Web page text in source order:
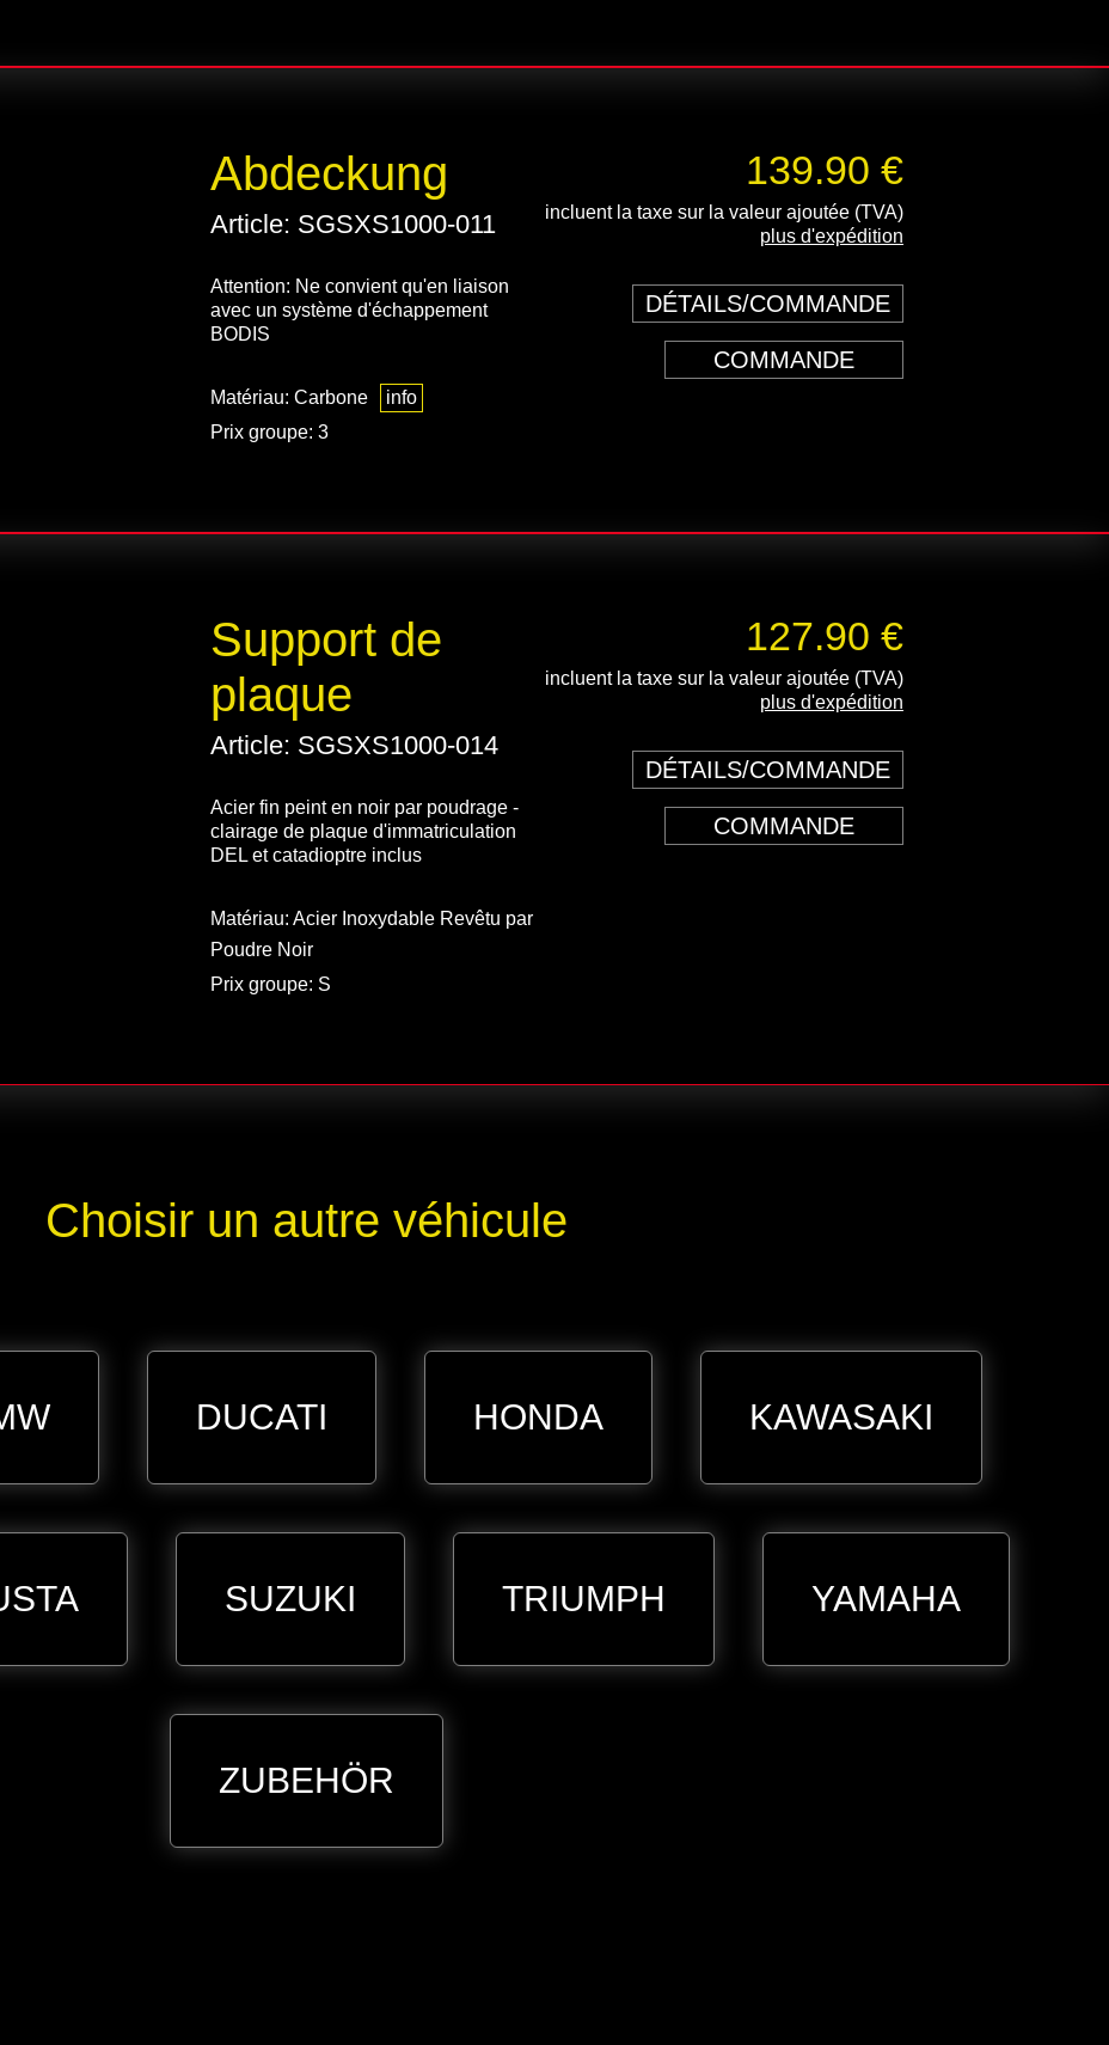
Abdeckung
Article: SGSXS1000-011
Attention: Ne convient qu'en liaison
avec un système d'échappement
BODIS
Matériau: Carbone
info
Prix groupe: 3
139.90 €
incluent la taxe sur la valeur ajoutée (TVA)
plus d'expédition
DÉTAILS/COMMANDE
COMMANDE
Support de
plaque
Article: SGSXS1000-014
Acier fin peint en noir par poudrage -
clairage de plaque d'immatriculation
DEL et catadioptre inclus
Matériau: Acier Inoxydable Revêtu par
Poudre Noir
Prix groupe: S
127.90 €
incluent la taxe sur la valeur ajoutée (TVA)
plus d'expédition
DÉTAILS/COMMANDE
COMMANDE
Choisir un autre véhicule
DUCATI HONDA KAWASAKI
SUZUKI TRIUMPH YAMAHA
ZUBEHÖR